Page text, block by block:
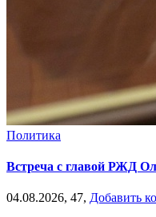
Политика
Встреча с главой РЖД
04.08.2026, 47, Добавить